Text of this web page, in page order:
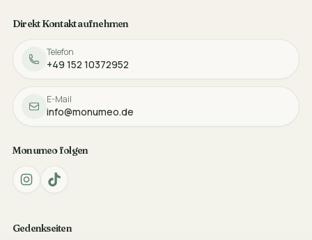
Direkt Kontakt aufnehmen
Telefon
+49 152 10372952
E-Mail
info@monumeo.de
Monumeo folgen
Gedenkseiten